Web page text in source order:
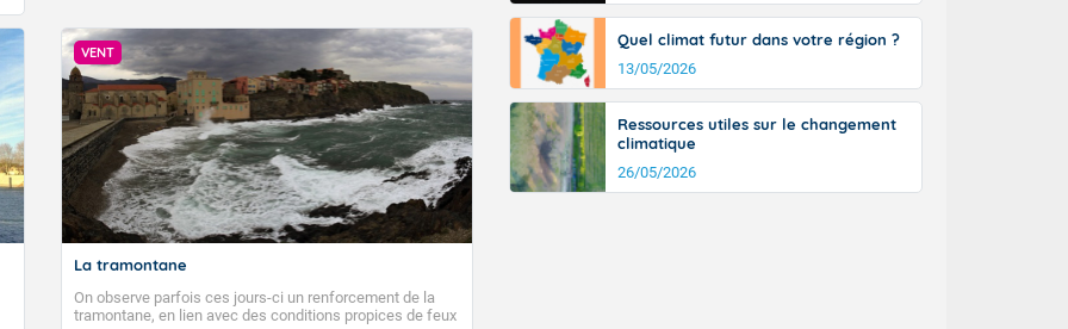
VENT
La tramontane
On observe parfois ces jours-ci un renforcement de la
tramontane, en lien avec des conditions propices de feux
Quel climat futur dans votre région ?
13/05/2026
Ressources utiles sur le changement
climatique
26/05/2026